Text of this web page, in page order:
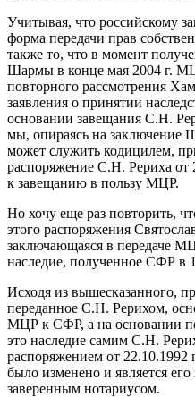
Учитывая, что российскому
форма передачи прав
также то, что в момент
Шармы в конце мая 2004 г.
повторного рассмотрения
заявления о принятии
основании завещания С.Н.
мы, опираясь на заключение
может служить кодицилем,
распоряжение С.Н. Рериха от
к завещанию в пользу МЦР.
Но хочу еще раз повторить,
этого распоряжения
заключающаяся в передаче
наследие, полученное СФР в
Исходя из вышесказанного,
переданное С.Н. Рерихом,
МЦР к СФР, а на основании
это наследие самим С.Н.
распоряжением от 22.10.1992
было изменено и является
заверенным нотариусом.